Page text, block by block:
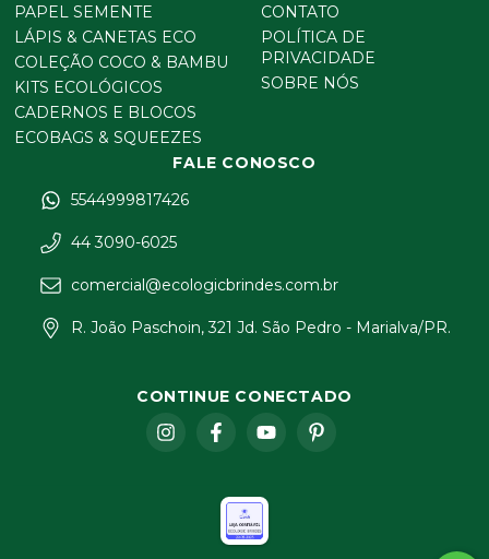
PAPEL SEMENTE
LÁPIS & CANETAS ECO
COLEÇÃO COCO & BAMBU
KITS ECOLÓGICOS
CADERNOS E BLOCOS
ECOBAGS & SQUEEZES
CONTATO
POLÍTICA DE
PRIVACIDADE
SOBRE NÓS
FALE CONOSCO
5544999817426
44 3090-6025
comercial@ecologicbrindes.com.br
R. João Paschoin, 321 Jd. São Pedro - Marialva/PR.
CONTINUE CONECTADO